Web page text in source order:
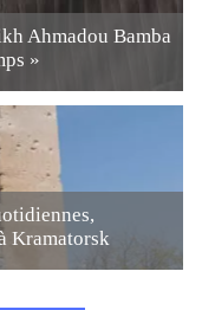
Ahmadou Bamba
»
Kramatorsk